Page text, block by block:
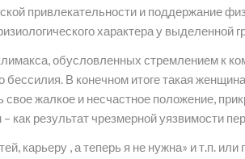
привлекательности и поддержание
характера у выделенной
обусловленных стремлением к
В конечном итоге такая
жалкое и несчастное положение,
результат чрезмерной уязвимости
карьеру , а теперь я не нужна» и т.п.